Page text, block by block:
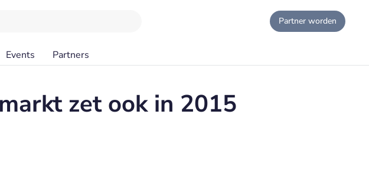
Partner worden
Events Partners
zet ook in 2015